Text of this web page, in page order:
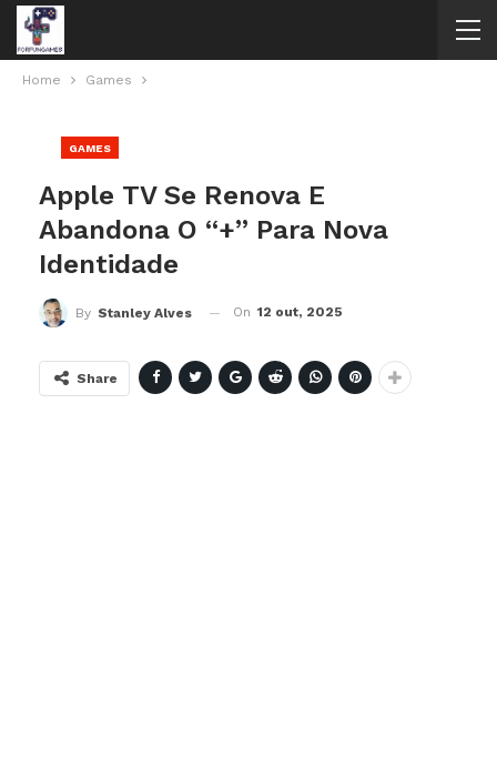
Home Games
GAMES
Apple TV Se Renova E
Abandona O “+” Para Nova
Identidade
By Stanley Alves On 12 out, 2025
Share